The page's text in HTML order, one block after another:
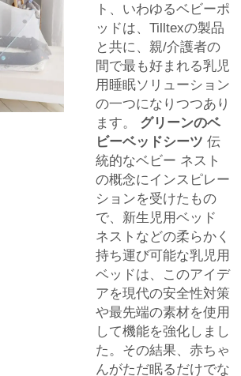
ト、いわゆるベビーポ
ッドは、Tilltexの製品
と共に、親/介護者の
間で最も好まれる乳児
用睡眠ソリューション
の一つになりつつあり
ます。 グリーンのベ
ビーベッドシーツ 伝
統的なベビー ネスト
の概念にインスピレー
ションを受けたもの
で、新生児用ベッド
ネストなどの柔らかく
持ち運び可能な乳児用
ベッドは、このアイデ
アを現代の安全性対策
や最先端の素材を使用
して機能を強化しまし
た。その結果、赤ちゃ
んがただ眠るだけでな